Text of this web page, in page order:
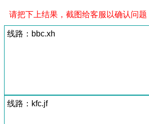
请把下上结果，截图给客服以确认问题
线路：bbc.xh
线路：kfc.jf